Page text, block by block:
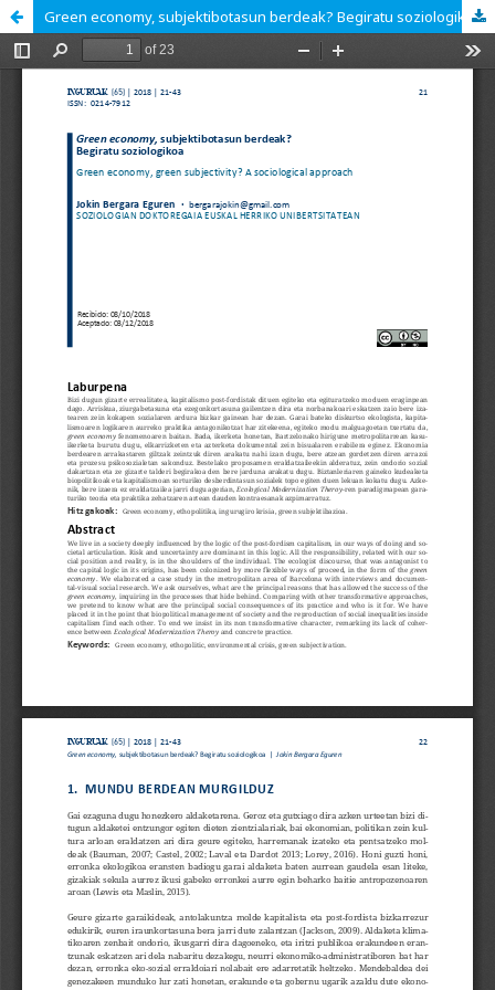
Green economy, subjektibotasun berdeak? Begiratu soziologikoa